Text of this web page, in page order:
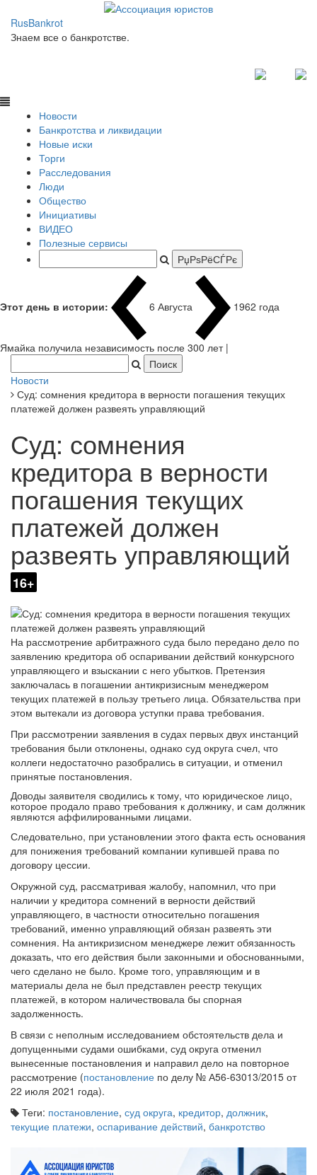
RusBankrot
Знаем все о банкротстве.
Новости
Банкротства и ликвидации
Новые иски
Торги
Расследования
Люди
Общество
Инициативы
ВИДЕО
Полезные сервисы
Этот день в истории: 6 Августа 1962 года
Ямайка получила независимость после 300 лет в составе
Новости
Суд: сомнения кредитора в верности погашения текущих
Суд: сомнения
кредитора в верности
погашения текущих
платежей должен
развеять управляющий
16+
На рассмотрение арбитражного суда было передано дело по
заявлению кредитора об оспаривании действий конкурсного
управляющего и взыскании с него убытков. Претензия
заключалась в погашении антикризисным менеджером
текущих платежей в пользу третьего лица. Обязательства при
При рассмотрении заявления в судах первых двух инстанций
требования были отклонены, однако суд округа счел, что
коллеги недостаточно разобрались в ситуации, и отменил
принятые постановления.
Доводы заявителя сводились к тому, что юридическое лицо,
которое продало право требования к должнику, и сам должник
являются аффилированными лицами.
Следовательно, при установлении этого факта есть основания
для понижения требований компании купившей права по
Окружной суд, рассматривая жалобу, напомнил, что при
наличии у кредитора сомнений в верности действий
управляющего, в частности относительно погашения
требований, именно управляющий обязан развеять эти
сомнения. На антикризисном менеджере лежит обязанность
доказать, что его действия были законными и обоснованными,
чего сделано не было. Кроме того, управляющим и в
материалы дела не был представлен реестр текущих
платежей, в котором наличествовала бы спорная
В связи с неполным исследованием обстоятельств дела и
допущенными судами ошибками, суд округа отменил
вынесенные постановления и направил дело на повторное
рассмотрение (постановление
Теги:постановление,суд округа,кредитор,должник